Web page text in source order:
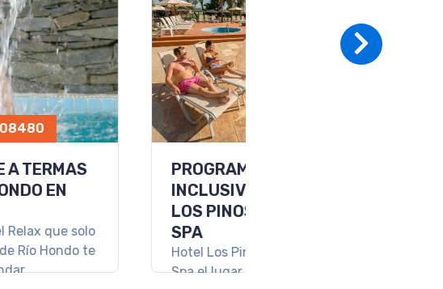
TERMAS DE
CACHEUTA 3
RELAX
Descanso asegurado en un
paraíso Termal en medio de